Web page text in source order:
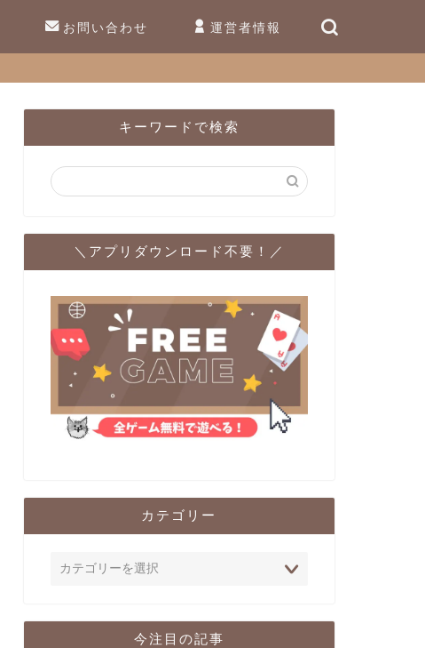
お問い合わせ 運営者情報
キーワードで検索
＼アプリダウンロード不要！／
カテゴリー
今注目の記事